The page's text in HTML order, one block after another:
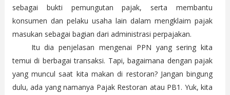
sebagai bukti pemungutan pajak, serta membantu
konsumen dan pelaku usaha lain dalam mengklaim pajak
masukan sebagai bagian dari administrasi perpajakan.
Itu dia penjelasan mengenai PPN yang sering kita
temui di berbagai transaksi. Tapi, bagaimana dengan pajak
yang muncul saat kita makan di restoran? Jangan bingung
dulu, ada yang namanya Pajak Restoran atau PB1. Yuk, kita